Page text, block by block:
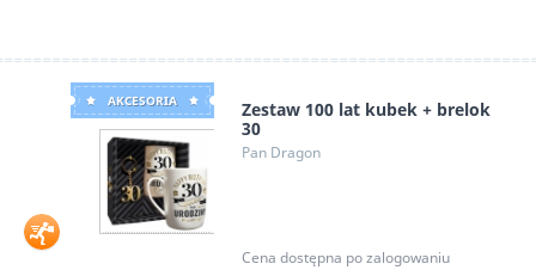
AKCESORIA
Zestaw 100 lat kubek + brelok
30
Pan Dragon
Cena dostępna po zalogowaniu